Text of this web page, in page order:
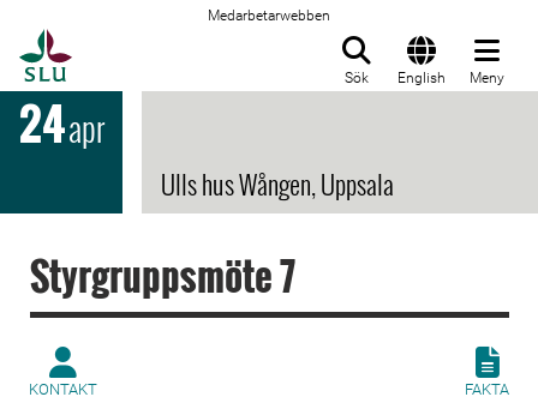
Medarbetarwebben
Sök English Meny
24apr
Ulls hus Wången, Uppsala
Styrgruppsmöte 7
KONTAKT FAKTA